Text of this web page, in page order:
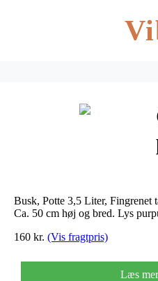
Busk, Potte 3,5 Liter, Fingrenet
Ca. 50 cm høj og bred. Lys
160 kr. (Vis fragtpris)
Læs